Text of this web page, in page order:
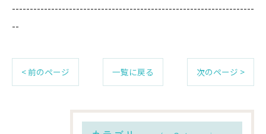
--------------------------------------------------------------------
--
< 前のページ 一覧に戻る 次のページ >